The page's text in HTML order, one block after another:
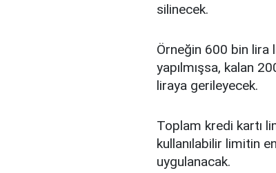
silinecek.
Örneğin 600 bin lira
yapılmışsa, kalan
liraya gerileyecek.
Toplam kredi kartı
kullanılabilir limitin
uygulanacak.